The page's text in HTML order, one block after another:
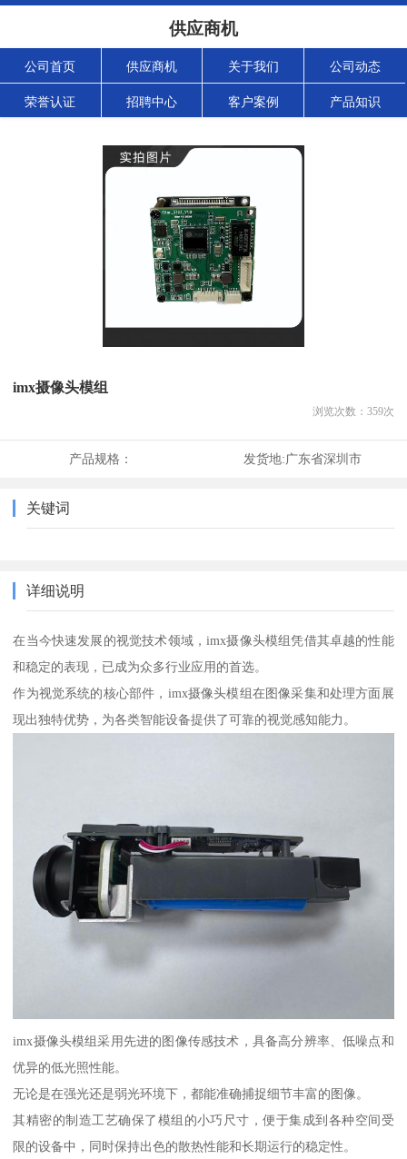
供应商机
公司首页 供应商机 关于我们 公司动态
荣誉认证 招聘中心 客户案例 产品知识
imx摄像头模组
浏览次数： 359次
产品规格： 发货地:广东省深圳市
关键词
详细说明
在当今快速发展的视觉技术领域，imx摄像头模组凭借其卓越的性能
和稳定的表现，已成为众多行业应用的首选。
作为视觉系统的核心部件，imx摄像头模组在图像采集和处理方面展
现出独特优势，为各类智能设备提供了可靠的视觉感知能力。
imx摄像头模组采用先进的图像传感技术，具备高分辨率、低噪点和
优异的低光照性能。
无论是在强光还是弱光环境下，都能准确捕捉细节丰富的图像。
其精密的制造工艺确保了模组的小巧尺寸，便于集成到各种空间受
限的设备中，同时保持出色的散热性能和长期运行的稳定性。